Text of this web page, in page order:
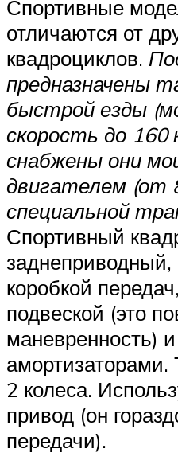
Спортивные
отличаются от
квадроциклов.
предназначены
быстрой езды
скорость до 160
снабжены они
двигателем (от
специальной
Спортивный
заднеприводный,
коробкой
подвеской (это
маневренность)
амортизаторами.
2 колеса.
привод (он
передачи).